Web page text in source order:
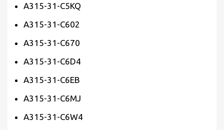
A315-31-C5KQ
A315-31-C602
A315-31-C670
A315-31-C6D4
A315-31-C6EB
A315-31-C6MJ
A315-31-C6W4